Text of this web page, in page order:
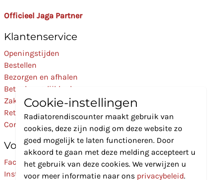
Officieel Jaga Partner
Klantenservice
Openingstijden
Bestellen
Bezorgen en afhalen
Betaalmogelijkheden
Zakelijk
Retourneren
Contact
Volg Ons
Facebook
Instagram
Cookie-instellingen
Radiatorendiscounter maakt gebruik van
cookies, deze zijn nodig om deze website zo
goed mogelijk te laten functioneren. Door
akkoord te gaan met deze melding accepteert u
het gebruik van deze cookies. We verwijzen u
voor meer informatie naar ons privacybeleid.